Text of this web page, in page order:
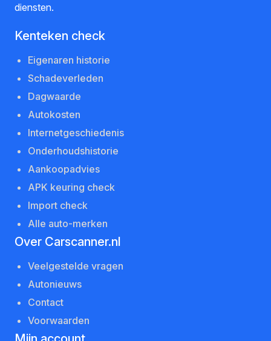
diensten.
Kenteken check
Eigenaren historie
Schadeverleden
Dagwaarde
Autokosten
Internetgeschiedenis
Onderhoudshistorie
Aankoopadvies
APK keuring check
Import check
Alle auto-merken
Over Carscanner.nl
Veelgestelde vragen
Autonieuws
Contact
Voorwaarden